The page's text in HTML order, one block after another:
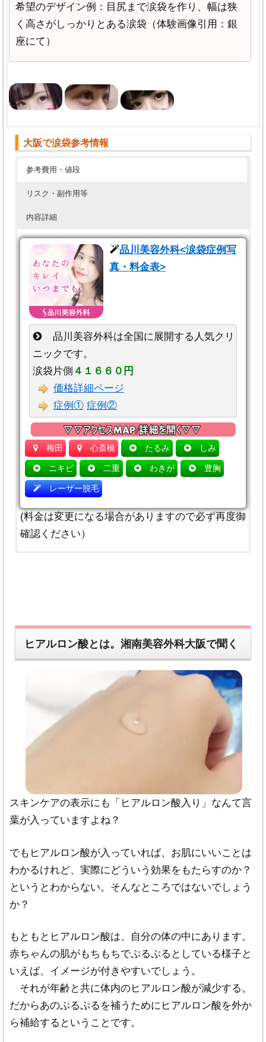
希望のデザイン例：目尻まで涙袋を作り、幅は狭
く高さがしっかりとある涙袋（体験画像引用：銀
座にて）
大阪で涙袋参考情報
参考費用・値段
リスク・副作用等
内容詳細
品川美容外科<涙袋症例写
真・料金表>
品川美容外科は全国に展開する人気クリ
ニックです。
涙袋片側 ４１６６０円
価格詳細ページ
症例① 症例②
梅田 心斎橋 たるみ しみ
ニキビ 二重 わきが 豊胸
レーザー脱毛
(料金は変更になる場合がありますので必ず再度御
確認ください）
・ 結果・感想には個人差があります。文章内容や
画像等が閲覧者様のケースと掲載内容が同じと思
われる内容でも、個人によって状況が異なるため
全く同じ過程や結果となるとは限りませんので、
誰にでも当てはまるわけではありません
・効果や結果はメリットばかりではなく、
リス
もある可能性がありま
・ 内容は主観的要素を含む可能性があります
の意見や感想に耳を傾ける必要があります。 一つ
の情報だけでは判断しない ようにおすすめしま
す。
絶対的・確定的表現は避けていますが。 絶対的・
確定的であると判断はなさいませんように お願い
致します。
・各内容に合うクリニック一覧表示などを掲載し
ておりますが、特集を組むこともあり、その性質
ヒアルロン酸とは。湘南美容外科大阪で聞く
スキンケアの表示にも「ヒアルロン酸入り」なんて言
葉が入っていますよね？
でもヒアルロン酸が入っていれば、お肌にいいことは
わかるけれど、実際にどういう効果をもたらすのか？
というとわからない。そんなところではないでしょう
か？
もともとヒアルロン酸は、自分の体の中にあります。
赤ちゃんの肌がもちもちでぷるぷるとしている様子と
いえば、イメージが付きやすいでしょう。
それが年齢と共に体内のヒアルロン酸が減少する。
だからあのぷるぷるを補うためにヒアルロン酸を外か
ら補給するということです。